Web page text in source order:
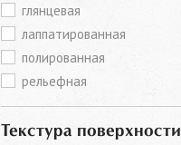
глянцевая
лаппатированная
полированная
рельефная
Текстура поверхности